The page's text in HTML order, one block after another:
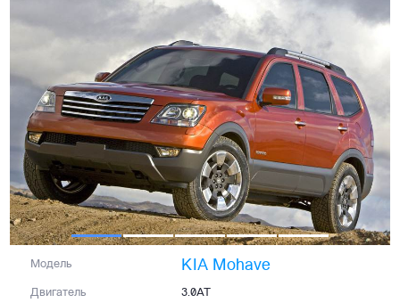
Модель KIA Mohave
Двигатель 3.0AT